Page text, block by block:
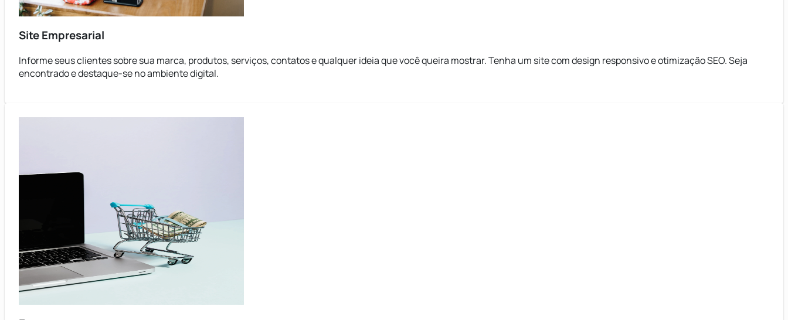
Site Empresarial
Informe seus clientes sobre sua marca, produtos, serviços, contatos e qualquer ideia que você queira mostrar. Tenha um site com design responsivo e otimização SEO. Seja
encontrado e destaque-se no ambiente digital.